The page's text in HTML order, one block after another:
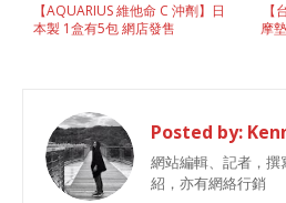
摩
【AQUARIUS 維他命 C 沖劑】日
本製 1盒有5包 網店發售
Posted by:
網站編輯、記者，
紹，亦有網絡行銷